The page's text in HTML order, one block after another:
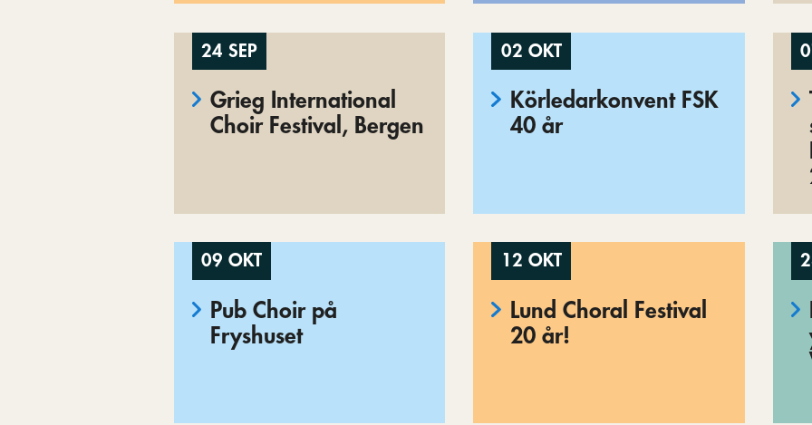
24 SEP
Grieg International
Choir Festival, Bergen
02 OKT
Körledarkonvent FSK
40 år
09 OKT
Pub Choir på
Fryshuset
12 OKT
Lund Choral Festival
20 år!